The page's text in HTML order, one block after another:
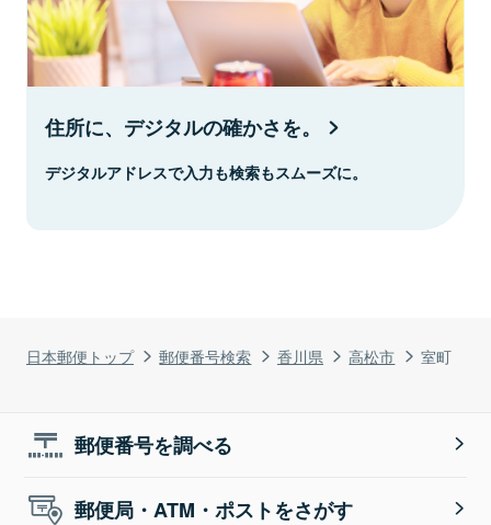
日本郵便トップ 郵便番号検索 香川県 高松市 室町
住所に、デジタルの確かさを。
デジタルアドレスで入力も検索もスムーズに。
郵便番号を調べる
郵便局・ATM・ポストをさがす